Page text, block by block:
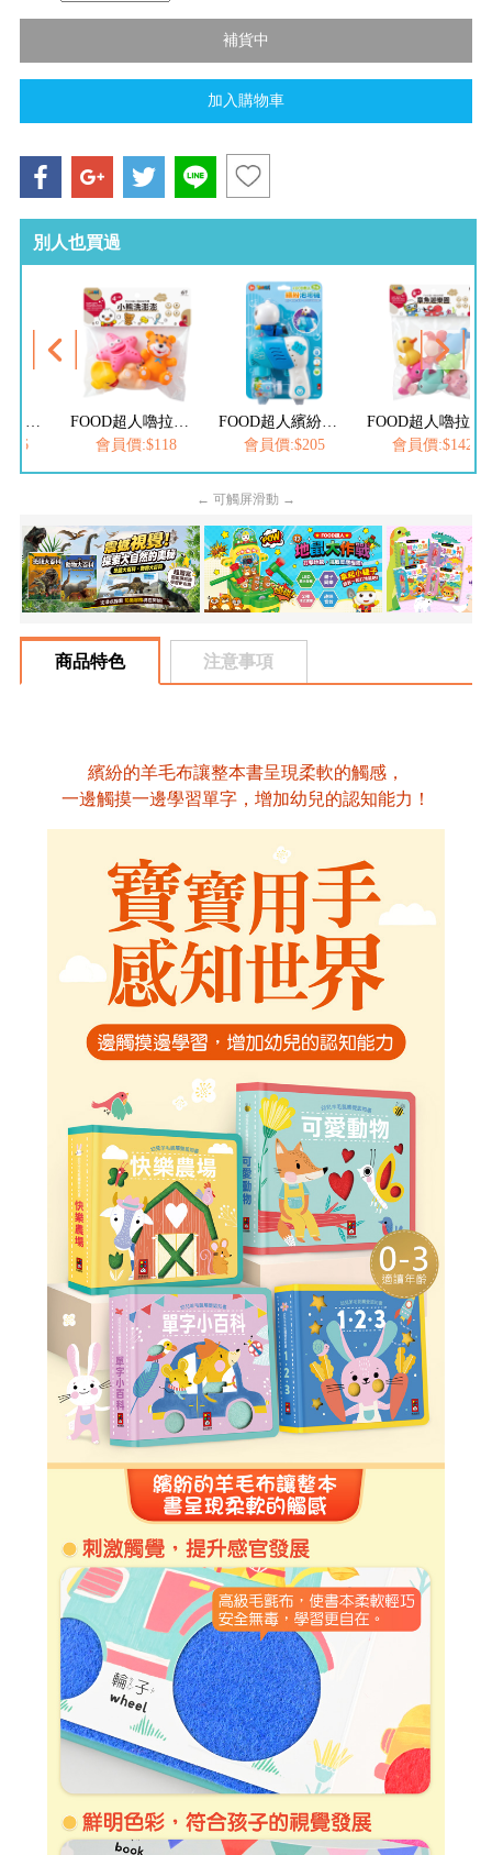
別人也買過
會員價:$118
會員價:$205
會員價:$142
← 可觸屏滑動 →
商品特色 注意事項
繽紛的羊毛布讓整本書呈現柔軟的觸感，
一邊觸摸一邊學習單字，增加幼兒的認知能力！